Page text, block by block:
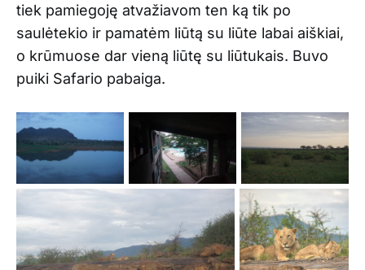
tiek pamiegoję atvažiavom ten ką tik po
saulėtekio ir pamatėm liūtą su liūte labai aiškiai,
o krūmuose dar vieną liūtę su liūtukais. Buvo
puiki Safario pabaiga.